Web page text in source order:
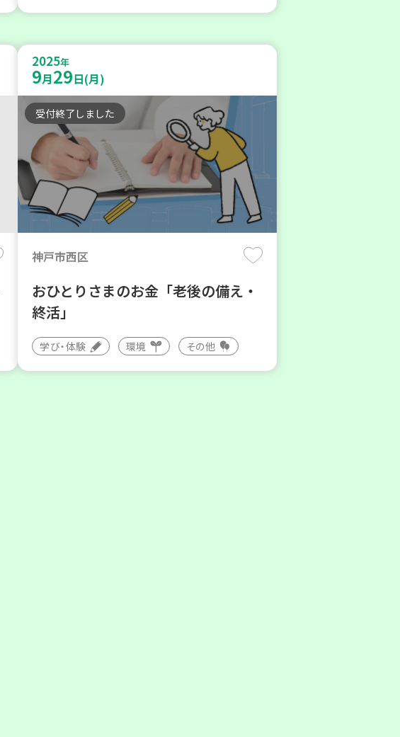
2025年
9月29日(月)
受付終了しました
神戸市西区
おひとりさまのお金「老後の備え・
終活」
学び・体験 環境 その他